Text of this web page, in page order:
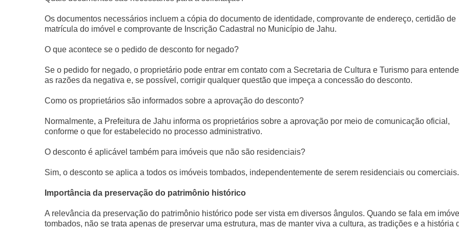
Os documentos necessários incluem a cópia do documento de identidade, comprovante de endereço, certidão de
matrícula do imóvel e comprovante de Inscrição Cadastral no Município de Jahu.
O que acontece se o pedido de desconto for negado?
Se o pedido for negado, o proprietário pode entrar em contato com a Secretaria de Cultura e Turismo para
as razões da negativa e, se possível, corrigir qualquer questão que impeça a concessão do desconto.
Como os proprietários são informados sobre a aprovação do desconto?
Normalmente, a Prefeitura de Jahu informa os proprietários sobre a aprovação por meio de comunicação oficial,
conforme o que for estabelecido no processo administrativo.
O desconto é aplicável também para imóveis que não são residenciais?
Sim, o desconto se aplica a todos os imóveis tombados, independentemente de serem residenciais ou comerciais.
Importância da preservação do patrimônio histórico
A relevância da preservação do patrimônio histórico pode ser vista em diversos ângulos. Quando se fala em
tombados, não se trata apenas de preservar uma estrutura, mas de manter viva a cultura, as tradições e a história